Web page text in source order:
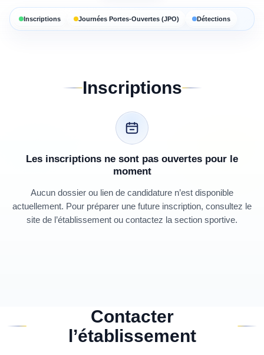
Inscriptions Journées Portes-Ouvertes (JPO) Détections
Inscriptions
Les inscriptions ne sont pas ouvertes pour le
moment
Aucun dossier ou lien de candidature n’est disponible
actuellement. Pour préparer une future inscription, consultez le
site de l’établissement ou contactez la section sportive.
Contacter
l’établissement